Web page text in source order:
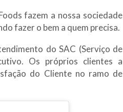
fazem a nossa sociedade
fazer o bem a quem precisa.
do SAC (Serviço de
Os próprios clientes a
do Cliente no ramo de